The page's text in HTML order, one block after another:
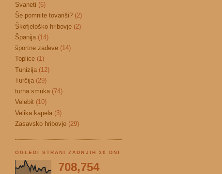
Svaneti (6)
Še pomnite tovariši? (2)
Škofjeloško hribovje (2)
Španija (14)
športne zadeve (14)
Toplice (1)
Tunizija (12)
Turčija (29)
turna smuka (74)
Velebit (10)
Velika kapela (3)
Zasavsko hribovje (29)
OGLEDI STRANI ZADNJIH 30 DNI
708,754